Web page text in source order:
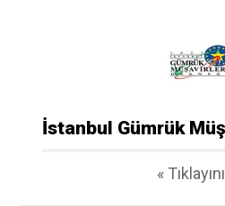
İstanbul Gümrük
«